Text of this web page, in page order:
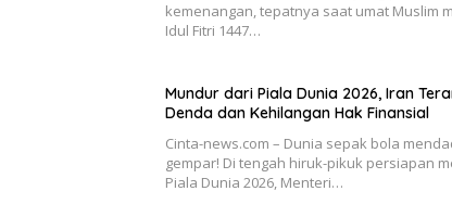
kemenangan, tepatnya saat umat Muslim
Idul Fitri 1447…
Mundur dari Piala Dunia 2026, Iran
Denda dan Kehilangan Hak Finansial
Cinta-news.com – Dunia sepak bola
gempar! Di tengah hiruk-pikuk persiapan
Piala Dunia 2026, Menteri…